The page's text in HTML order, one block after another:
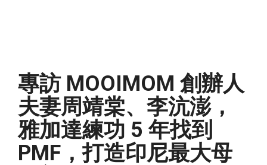
專訪 MOOIMOM 創辦人
夫妻周靖棠、李沆澎，
雅加達練功 5 年找到
PMF，打造印尼最大母